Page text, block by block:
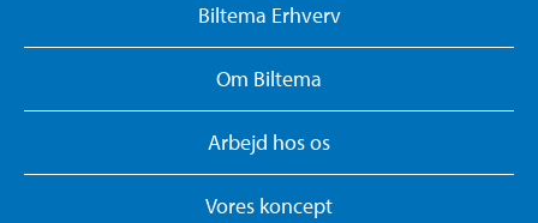
Biltema Erhverv
Om Biltema
Arbejd hos os
Vores koncept